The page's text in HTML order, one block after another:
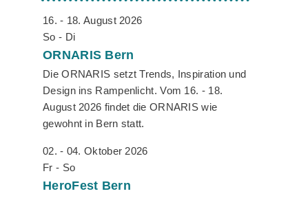
16. - 18. August 2026
So - Di
ORNARIS Bern
Die ORNARIS setzt Trends, Inspiration und
Design ins Rampenlicht. Vom 16. - 18.
August 2026 findet die ORNARIS wie
gewohnt in Bern statt.
02. - 04. Oktober 2026
Fr - So
HeroFest Bern